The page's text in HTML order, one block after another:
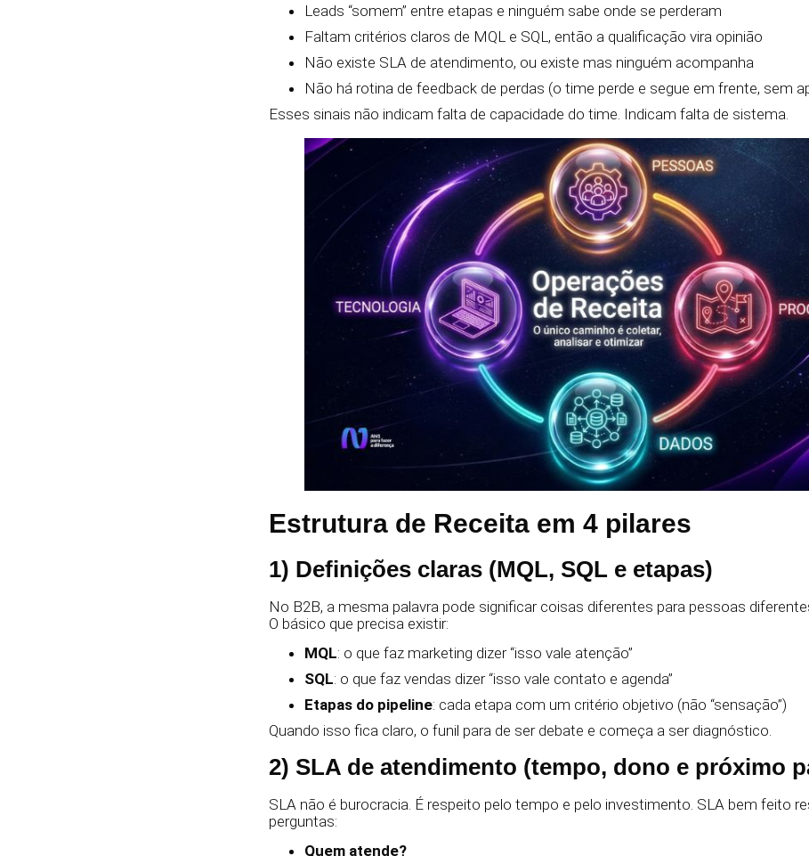
Leads “somem” entre etapas e ninguém sabe onde se perderam
Faltam critérios claros de MQL e SQL, então a qualificação vira opinião
Não existe SLA de atendimento, ou existe mas ninguém acompanha
Não há rotina de feedback de perdas (o time perde e segue em frente, sem
Esses sinais não indicam falta de capacidade do time. Indicam falta de sistema.
Estrutura de Receita em 4 pilares
1) Definições claras (MQL, SQL e etapas)
No B2B, a mesma palavra pode significar coisas diferentes para pessoas
O básico que precisa existir:
MQL: o que faz marketing dizer “isso vale atenção”
SQL: o que faz vendas dizer “isso vale contato e agenda”
Etapas do pipeline: cada etapa com um critério objetivo (não “sensação”)
Quando isso fica claro, o funil para de ser debate e começa a ser diagnóstico.
2) SLA de atendimento (tempo, dono e próximo
SLA não é burocracia. É respeito pelo tempo e pelo investimento. SLA bem feito
perguntas:
Quem atende?